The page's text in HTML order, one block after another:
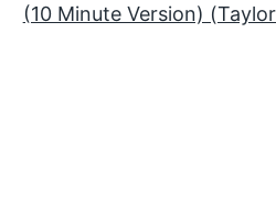
(10 Minute Version)